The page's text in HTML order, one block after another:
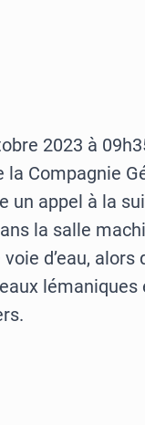
2023 à
la Compagnie
un appel à la
la salle
d’eau,